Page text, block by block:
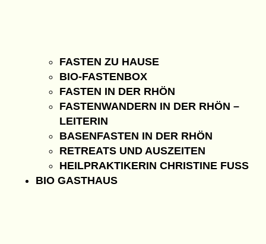
FASTEN ZU HAUSE
BIO-FASTENBOX
FASTEN IN DER RHÖN
FASTENWANDERN IN DER RHÖN –
LEITERIN
BASENFASTEN IN DER RHÖN
RETREATS UND AUSZEITEN
HEILPRAKTIKERIN CHRISTINE FUSS
BIO GASTHAUS